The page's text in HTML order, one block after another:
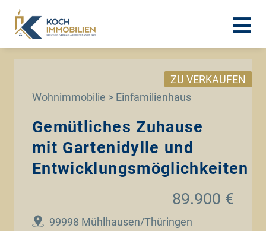
Wohnimmobilie > Einfamilienhaus
ZU VERKAUFEN
Gemütliches Zuhause
mit Gartenidylle und
Entwicklungsmöglichkeiten
99998 Mühlhausen/Thüringen
89.900 €